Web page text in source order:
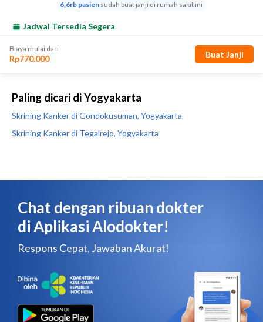
Paling dicari di Yogyakarta
Skrining Kanker di Gondokusuman, Yogyakarta
Skrining Kanker di Tegalrejo, Yogyakarta